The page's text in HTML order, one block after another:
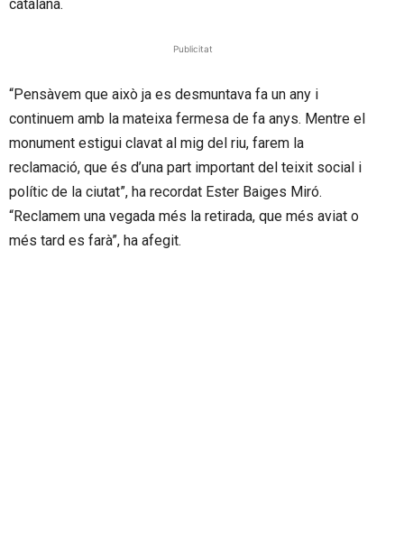
catalana.
Publicitat
“Pensàvem que això ja es desmuntava fa un any i
continuem amb la mateixa fermesa de fa anys. Mentre el
monument estigui clavat al mig del riu, farem la
reclamació, que és d’una part important del teixit social i
polític de la ciutat”, ha recordat Ester Baiges Miró.
“Reclamem una vegada més la retirada, que més aviat o
més tard es farà”, ha afegit.